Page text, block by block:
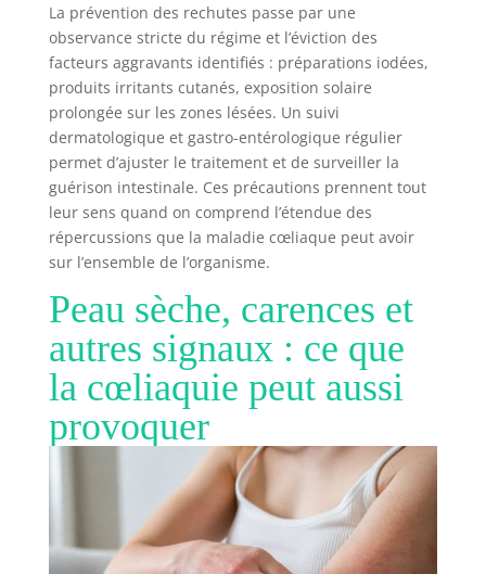
varier les plaisirs tout en respectant les besoins
nutritionnels de chacun. À DÉGUSTER SELON VOS
ENVIES : Du petit-déjeuner au diner, à savourer
nature, grillé ou en sandwich, ces tartines au
sarrasin s’adaptent à toutes vos envies : sucré ou
salé, il accompagne vos repas du matin au soir.
L’ENGAGEMENT CÉRÉAL BIO POUR LE VEGETAL :
Céréal Bio propose des pains, tartines et biscuits
bio savoureux, fabriqués en France, alliant
nutrition, plaisir pour une alimentation bio et
responsable au quotidien.
La prévention des rechutes passe par une
observance stricte du régime et l’éviction des
facteurs aggravants identifiés : préparations iodées,
produits irritants cutanés, exposition solaire
prolongée sur les zones lésées. Un suivi
dermatologique et gastro-entérologique régulier
permet d’ajuster le traitement et de surveiller la
guérison intestinale. Ces précautions prennent tout
leur sens quand on comprend l’étendue des
répercussions que la maladie cœliaque peut avoir
sur l’ensemble de l’organisme.
Peau sèche, carences et
autres signaux : ce que
la cœliaquie peut aussi
provoquer